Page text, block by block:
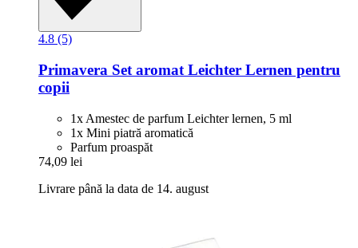
4.8 (5)
Primavera Set aromat Leichter Lernen pentru
copii
1x Amestec de parfum Leichter lernen, 5 ml
1x Mini piatră aromatică
Parfum proaspăt
74,09 lei
Livrare până la data de 14. august